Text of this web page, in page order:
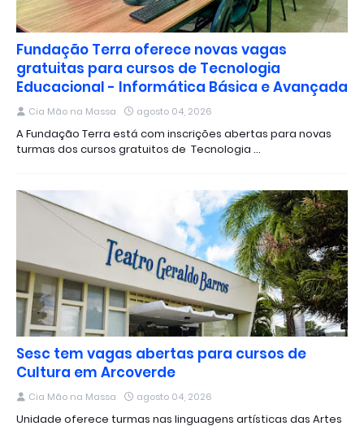
Fundação Terra oferece novas vagas
gratuitas para cursos de Tecnologia
Educacional - Informática Básica e Avançada
Cia Mão na Massa agosto 04, 2026
A Fundação Terra está com inscrições abertas para novas
turmas dos cursos gratuitos de Tecnologia …
Sesc tem vagas abertas para cursos de
Cultura em Arcoverde
Cia Mão na Massa agosto 04, 2026
Unidade oferece turmas nas linguagens artísticas das Artes